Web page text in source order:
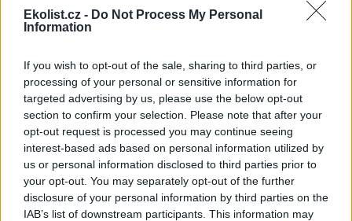
Ekolist.cz - Do Not Process My Personal
Information
If you wish to opt-out of the sale, sharing to third parties, or
processing of your personal or sensitive information for
targeted advertising by us, please use the below opt-out
section to confirm your selection. Please note that after your
opt-out request is processed you may continue seeing
interest-based ads based on personal information utilized by
us or personal information disclosed to third parties prior to
your opt-out. You may separately opt-out of the further
disclosure of your personal information by third parties on the
IAB’s list of downstream participants. This information may
V anketě o Strom roku mohou lidé hlasovat i
14.6.2016 10:58 | BRNO (ČTK)
Lidé mohou počínaje středou
hlasovat v dalším ročníku
ankety Strom roku 2016. Do
finále postoupilo dvanáct
stromů z různých koutů
republiky, které chtějí zaujmout veřejnost a zároveň získat finance
na odborné ošetření nebo výsadbu ve svém okolí. Uvedla to
Nadace partnerství, která soutěž organizuje. Loni titul získala lípa z
Tatobit na Semilsku. Letošní vítěz bude slavnostně vyhlášen 20.
října.